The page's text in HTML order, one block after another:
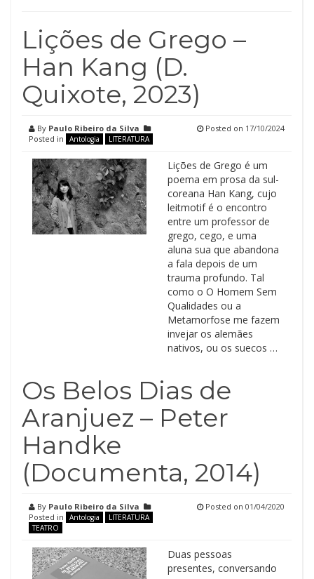
Lições de Grego –
Han Kang (D.
Quixote, 2023)
By Paulo Ribeiro da Silva
Posted in
Antologia LITERATURA
Posted on 17/10/2024
Lições de Grego é um
poema em prosa da sul-
coreana Han Kang, cujo
leitmotif é o encontro
entre um professor de
grego, cego, e uma
aluna sua que abandona
a fala depois de um
trauma profundo. Tal
como o O Homem Sem
Qualidades ou a
Metamorfose me fazem
invejar os alemães
nativos, ou os suecos …
Os Belos Dias de
Aranjuez – Peter
Handke
(Documenta, 2014)
By Paulo Ribeiro da Silva
Posted in
Antologia
LITERATURA
TEATRO
Posted on 01/04/2020
Duas pessoas
presentes, conversando